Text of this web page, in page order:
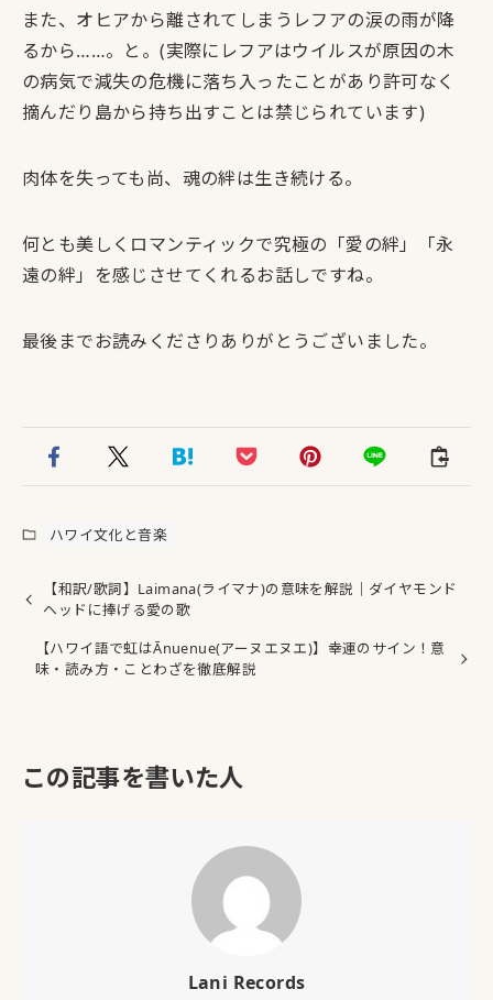
また、オヒアから離されてしまうレフアの涙の雨が降
るから……。と。(実際にレフアはウイルスが原因の木
の病気で減失の危機に落ち入ったことがあり許可なく
摘んだり島から持ち出すことは禁じられています)
肉体を失っても尚、魂の絆は生き続ける。
何とも美しくロマンティックで究極の「愛の絆」「永
遠の絆」を感じさせてくれるお話しですね。
最後までお読みくださりありがとうございました。
ハワイ文化と音楽
【和訳/歌詞】Laimana(ライマナ)の意味を解説｜ダイヤモンド
ヘッドに捧げる愛の歌
【ハワイ語で虹はĀnuenue(アーヌエヌエ)】幸運のサイン！意
味・読み方・ことわざを徹底解説
この記事を書いた人
Lani Records